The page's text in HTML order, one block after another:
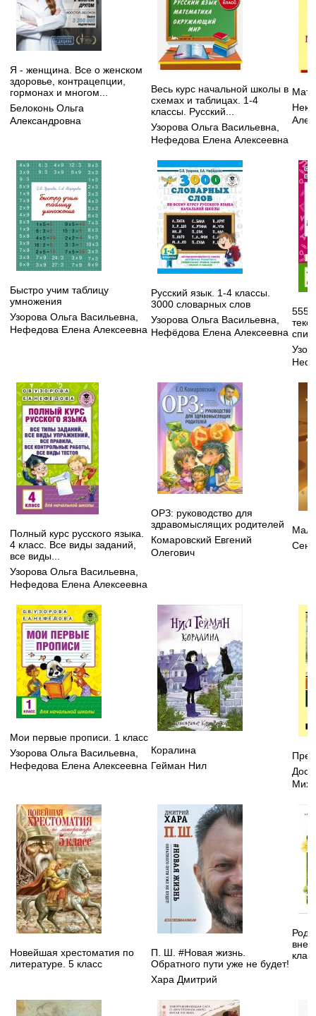
Я - женщина. Все о женском
здоровье, контрацепции,
гормонах и многом...
Белоконь Ольга
Александровна
Весь курс начальной школы в
схемах и таблицах. 1-4
классы. Русский...
Узорова Ольга Васильевна,
Нефедова Елена Алексеевна
Быстро учим таблицу
умножения
Узорова Ольга Васильевна,
Нефедова Елена Алексеевна
Русский язык. 1-4 классы.
3000 словарных слов
Узорова Ольга Васильевна,
Нефёдова Елена Алексеевна
555
Полный курс русского языка.
4 класс. Все виды заданий,
все виды...
Узорова Ольга Васильевна,
Нефедова Елена Алексеевна
ОРЗ: руководство для
здравомыслящих родителей
Комаровский Евгений
Олегович
Мои первые прописи. 1 класс
Узорова Ольга Васильевна,
Нефедова Елена Алексеевна
Коралина
Гейман Нил
Новейшая хрестоматия по
литературе. 5 класс
П. Ш. #Новая жизнь.
Обратного пути уже не будет!
Хара Дмитрий